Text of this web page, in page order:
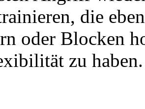
die
oder Blocken
zu haben.